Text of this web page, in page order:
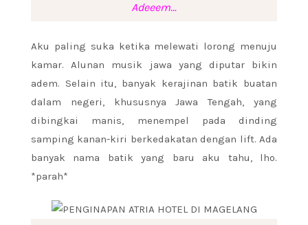
Adeeem…
Aku paling suka ketika melewati lorong menuju
kamar. Alunan musik jawa yang diputar bikin
adem. Selain itu, banyak kerajinan batik buatan
dalam negeri, khususnya Jawa Tengah, yang
dibingkai manis, menempel pada dinding
samping kanan-kiri berkedakatan dengan lift. Ada
banyak nama batik yang baru aku tahu, lho.
*parah*